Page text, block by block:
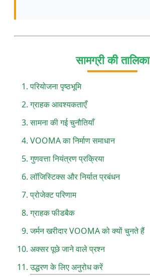
सामग्री की तालिका
परियोजना पृष्ठभूमि
ग्राहक आवश्यकताएँ
सामना की गई चुनौतियाँ
VOOMA का निर्माण समाधान
गुणवत्ता नियंत्रण प्रक्रिया
लॉजिस्टिक्स और निर्यात प्रबंधन
प्रोजेक्ट परिणाम
ग्राहक फीडबैक
जर्मन खरीदार VOOMA को क्यों चुनते हैं
अक्सर पूछे जाने वाले प्रश्न
उद्धरण के लिए अनुरोध करें